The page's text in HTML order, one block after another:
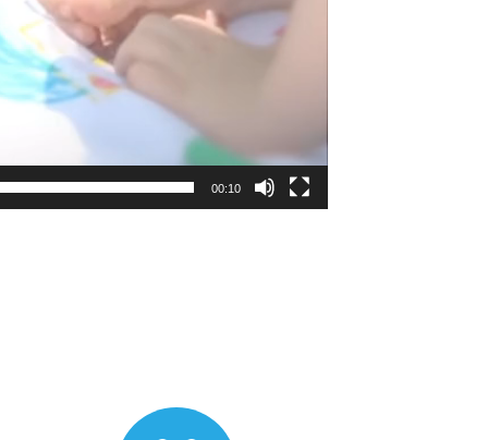
00:10